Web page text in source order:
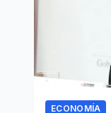
ECONOMÍA